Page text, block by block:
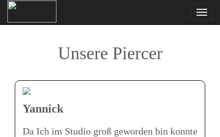
Unsere Piercer
Yannick
Da Ich im Studio groß geworden bin konnte